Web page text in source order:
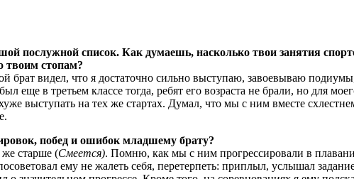
послужной список. Как думаешь, насколько твои занятия
твоим стопам?
видел, что я достаточно сильно выступаю, завоевываю
еще в третьем классе тогда, ребят его возраста не брали, но для
выступать на тех же стартах. Думал, что мы с ним вместе
побед и ошибок младшему брату?
старше (Смеется). Помню, как мы с ним прогрессировали в
ему не жалеть себя, перетерпеть: приплыл, услышал